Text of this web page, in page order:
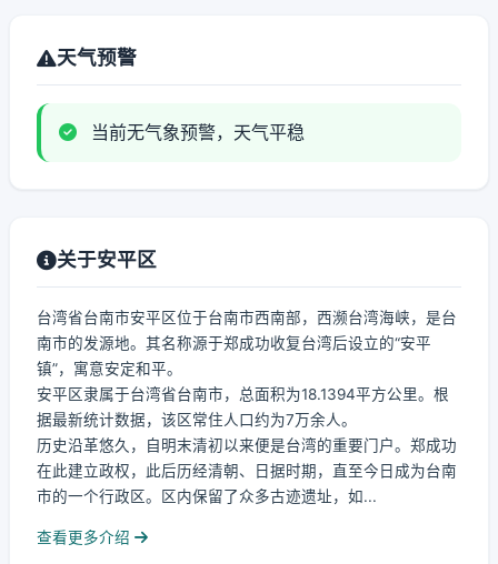
天气预警
当前无气象预警，天气平稳
关于安平区
台湾省台南市安平区位于台南市西南部，西濒台湾海峡，是台
南市的发源地。其名称源于郑成功收复台湾后设立的“安平
镇”，寓意安定和平。
安平区隶属于台湾省台南市，总面积为18.1394平方公里。根
据最新统计数据，该区常住人口约为7万余人。
历史沿革悠久，自明末清初以来便是台湾的重要门户。郑成功
在此建立政权，此后历经清朝、日据时期，直至今日成为台南
市的一个行政区。区内保留了众多古迹遗址，如...
查看更多介绍